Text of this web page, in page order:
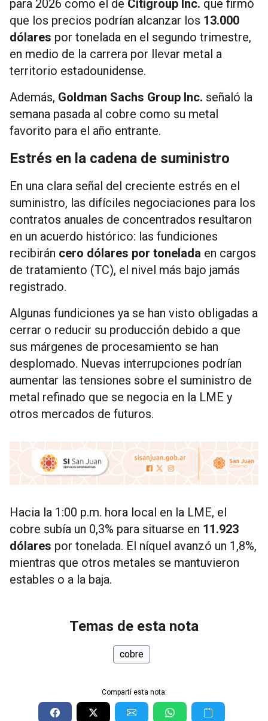
para 2026 como el de Citigroup Inc. que firmó
que los precios podrían alcanzar los 13.000
dólares por tonelada en el segundo trimestre,
en medio de la carrera por llevar metal a
territorio estadounidense.
Además, Goldman Sachs Group Inc. señaló la
semana pasada al cobre como su metal
favorito para el año entrante.
Estrés en la cadena de suministro
En una clara señal del creciente estrés en el
suministro, las difíciles negociaciones para los
contratos anuales de concentrados resultaron
en un acuerdo histórico: las fundiciones
recibirán cero dólares por tonelada en cargos
de tratamiento (TC), el nivel más bajo jamás
registrado.
Algunas fundiciones ya se han visto obligadas a
cerrar o reducir su producción debido a que
sus márgenes de procesamiento se han
desplomado. Nuevas interrupciones podrían
aumentar las tensiones sobre el suministro de
metal refinado que se negocia en la LME y
otros mercados de futuros.
Hacia la 1:00 p.m. hora local en la LME, el
cobre subía un 0,3% para situarse en 11.923
dólares por tonelada. El níquel avanzó un 1,8%,
mientras que otros metales se mantuvieron
estables o a la baja.
Temas de esta nota
cobre
Compartí esta nota: